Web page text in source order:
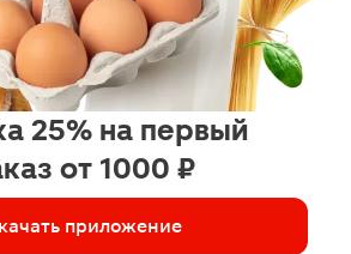
25% на первый
от 1000 ₽
приложение